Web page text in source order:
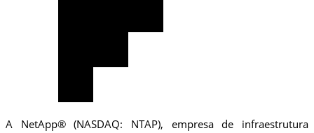
A NetApp® (NASDAQ: NTAP), empresa de infraestrutura